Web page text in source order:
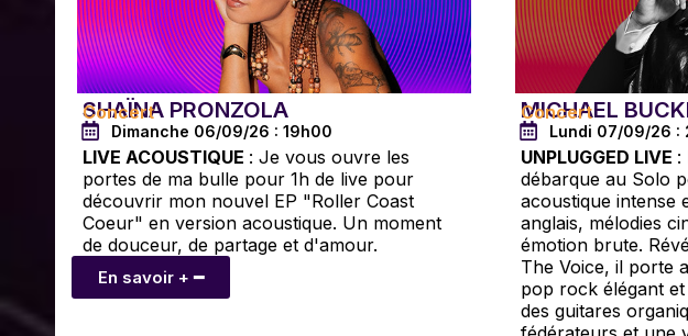
SHAÏNA PRONZOLA
Concert
Dimanche 06/09/26 : 19h00
LIVE ACOUSTIQUE : Je vous ouvre les
portes de ma bulle pour 1h de live pour
découvrir mon nouvel EP "Roller Coast
Coeur" en version acoustique. Un moment
de douceur, de partage et d'amour.
En savoir + ━
MICHAEL
Concert
Lundi 07/09/26 :
UNPLUGGED LIVE :
débarque au Solo
acoustique intense
anglais, mélodies
émotion brute.
The Voice, il porte
pop rock élégant
des guitares